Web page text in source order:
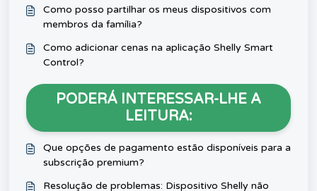
Como posso partilhar os meus dispositivos com
membros da família?
Como adicionar cenas na aplicação Shelly Smart
Control?
PODERÁ INTERESSAR-LHE A
LEITURA:
Que opções de pagamento estão disponíveis para a
subscrição premium?
Resolução de problemas: Dispositivo Shelly não